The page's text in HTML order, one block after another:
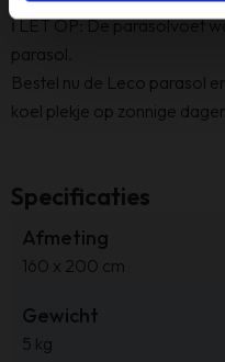
ℹ LET OP: De parasolvoet
parasol.
Bestel nu de Leco parasol
koel plekje op zonnige
Specificaties
Afmeting
160 x 200 cm
Gewicht
5 kg